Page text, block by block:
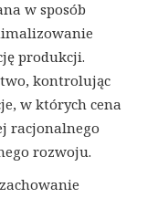
w sposób
produkcji.
kontrolując
w których cena
racjonalnego
rozwoju.